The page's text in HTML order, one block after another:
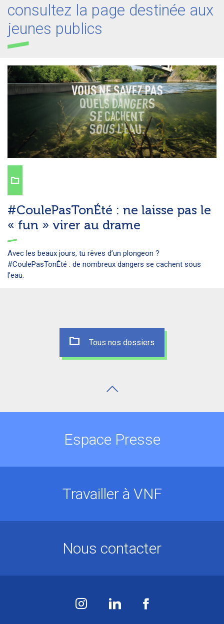
consultez la page destinée aux
jeunes publics
#CoulePasTonÉté : ne laisse pas le
« fun » virer au drame
Avec les beaux jours, tu rêves d’un plongeon ?
#CoulePasTonÉté : de nombreux dangers se cachent sous
l’eau.
Tous nos dossiers
Espace Presse
Travailler à VNF
Nous contacter